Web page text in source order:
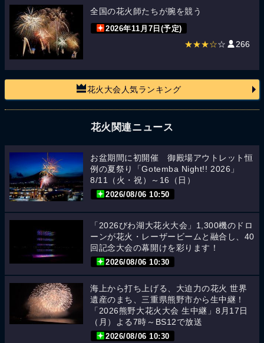
全国の花火師たちが腕を競う
2026年11月7日(予定)
★★★☆☆ 266
花火大会人気ランキング
花火関連ニュース
お盆期間に初開催 御殿場アウトレット恒
例の夏祭り「Gotemba Night!! 2026」
8/11（火・祝）～16（日）
2026/08/06 10:50
「2026びわ湖大花火大会」1,300機のドロ
ーンが花火・レーザービームと融合し、40
回記念大会の幕開けを彩ります！
2026/08/06 10:30
海上から打ち上げる、大迫力の花火 世界
遺産のまち、三重県熊野市から生中継！
「2026熊野大花火大会 生中継」8月17日
（月）よる7時～BS12で放送
2026/08/06 10:30